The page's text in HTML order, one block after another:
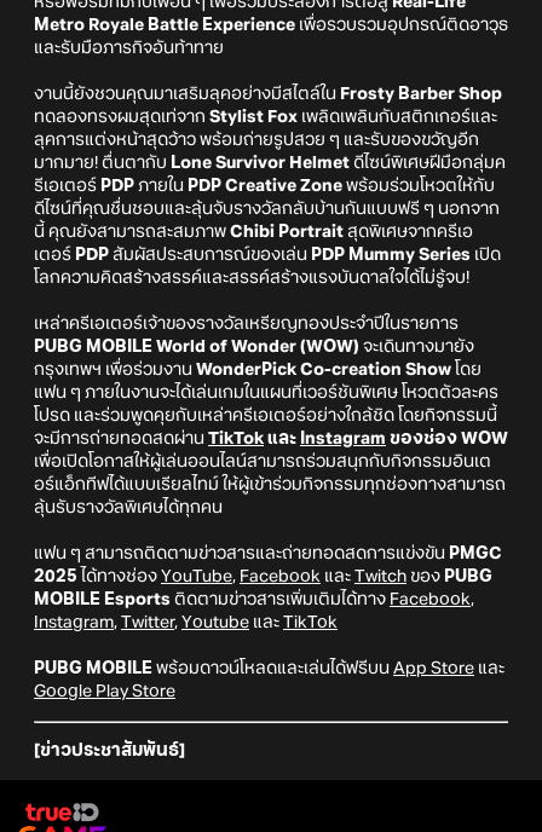
Metro Royale Battle Experience เพื่อรวบรวมอุปกรณ์ติดอาวุธ
และรับมือภารกิจอันท้าทาย
งานนี้ยังชวนคุณมาเสริมลุคอย่างมีสไตล์ใน Frosty Barber Shop
ทดลองทรงผมสุดเท่จาก Stylist Fox เพลิดเพลินกับสติกเกอร์และ
ลุคการแต่งหน้าสุดว้าว พร้อมถ่ายรูปสวย ๆ และรับของขวัญอีก
มากมาย! ตื่นตากับ Lone Survivor Helmet ดีไซน์พิเศษฝีมือกลุ่มค
รีเอเตอร์ PDP ภายใน PDP Creative Zone พร้อมร่วมโหวตให้กับ
ดีไซน์ที่คุณชื่นชอบและลุ้นจับรางวัลกลับบ้านกันแบบฟรี ๆ นอกจาก
นี้ คุณยังสามารถสะสมภาพ Chibi Portrait สุดพิเศษจากครีเอ
เตอร์ PDP สัมผัสประสบการณ์ของเล่น PDP Mummy Series เปิด
โลกความคิดสร้างสรรค์และสรรค์สร้างแรงบันดาลใจได้ไม่รู้จบ!
เหล่าครีเอเตอร์เจ้าของรางวัลเหรียญทองประจำปีในรายการ
PUBG MOBILE World of Wonder (WOW) จะเดินทางมายัง
กรุงเทพฯ เพื่อร่วมงาน WonderPick Co-creation Show โดย
แฟน ๆ ภายในงานจะได้เล่นเกมในแผนที่เวอร์ชันพิเศษ โหวตตัวละคร
โปรด และร่วมพูดคุยกับเหล่าครีเอเตอร์อย่างใกล้ชิด โดยกิจกรรมนี้
จะมีการถ่ายทอดสดผ่าน TikTok และ Instagram ของช่อง WOW
เพื่อเปิดโอกาสให้ผู้เล่นออนไลน์สามารถร่วมสนุกกับกิจกรรมอินเต
อร์แอ็กทีฟได้แบบเรียลไทม์ ให้ผู้เข้าร่วมกิจกรรมทุกช่องทางสามารถ
ลุ้นรับรางวัลพิเศษได้ทุกคน
แฟน ๆ สามารถติดตามข่าวสารและถ่ายทอดสดการแข่งขัน PMGC
2025 ได้ทางช่อง YouTube, Facebook และ Twitch ของ PUBG
MOBILE Esports ติดตามข่าวสารเพิ่มเติมได้ทาง Facebook,
Instagram, Twitter, Youtube และ TikTok
PUBG MOBILE พร้อมดาวน์โหลดและเล่นได้ฟรีบน App Store และ
Google Play Store
[ข่าวประชาสัมพันธ์]